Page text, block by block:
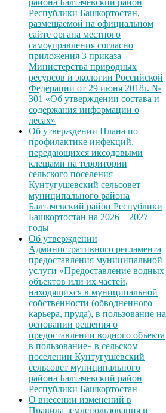
района Балтачевский район
Республики Башкортостан,
размещаемой на официальном
сайте органа местного
самоуправления согласно
приложения 3 приказа
Министерства природных
ресурсов и экологии Российской
Федерации от 29 июня 2018г. №
301 «Об утверждении состава и
содержания информации о
лесах»
Об утверждении Плана по
профилактике инфекций,
передающихся иксодовыми
клещами на территории
сельского поселения
Кунтугушевский сельсовет
муниципального района
Балтачевский район Республики
Башкортостан на 2026 – 2027
годы
Об утверждении
Административного регламента
предоставления муниципальной
услуги «Предоставление водных
объектов или их частей,
находящихся в муниципальной
собственности (обводненного
карьера, пруда), в пользование на
основании решения о
предоставлении водного объекта
в пользование» в сельском
поселении Кунтугушевский
сельсовет муниципального
района Балтачевский район
Республики Башкортостан
О внесении изменений в
Правила землепользования и